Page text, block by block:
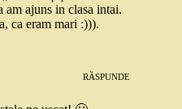
am ajuns in clasa intai.
ca eram mari :))).
RĂSPUNDE